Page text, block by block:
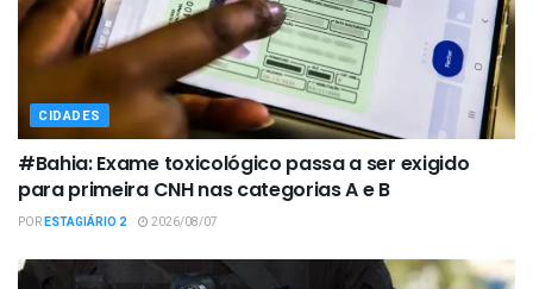
CIDADES
#Bahia: Exame toxicológico passa a ser exigido
para primeira CNH nas categorias A e B
PORESTAGIÁRIO 2 2026/08/07